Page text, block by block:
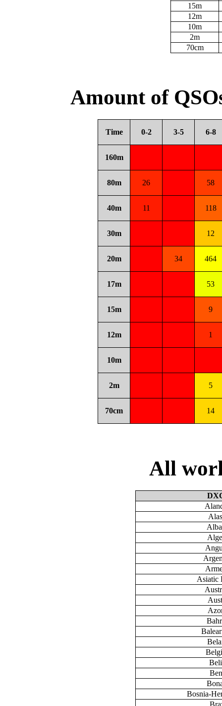
15m
12m
10m
2m
70cm
Amount of
Time 0-2 3-5 6-8
160m
80m 26 58
40m 11 118
30m 12
20m 34 464
17m 53
15m 9
12m 1
10m
2m 5
70cm 14
All
Asiatic
Bosnia-